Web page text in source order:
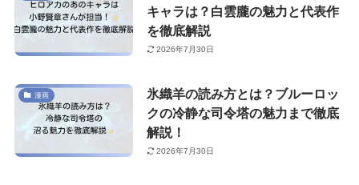
キャラは？白雲朧の魅力と代表作
を徹底解説
2026年7月30日
漫画
氷織羊の読み方とは？ブルーロッ
クの冷静な司令塔の魅力まで徹底
解説！
2026年7月30日